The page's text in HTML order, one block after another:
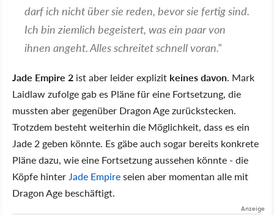
darf ich nicht über sie reden, bevor sie fertig sind.
Ich bin ziemlich begeistert, was ein paar von
ihnen angeht. Alles schreitet schnell voran."
Jade Empire 2 ist aber leider explizit keines davon. Mark
Laidlaw zufolge gab es Pläne für eine Fortsetzung, die
mussten aber gegenüber Dragon Age zurückstecken.
Trotzdem besteht weiterhin die Möglichkeit, dass es ein
Jade 2 geben könnte. Es gäbe auch sogar bereits konkrete
Pläne dazu, wie eine Fortsetzung aussehen könnte - die
Köpfe hinterJade Empireseien aber momentan alle mit
Dragon Age beschäftigt.